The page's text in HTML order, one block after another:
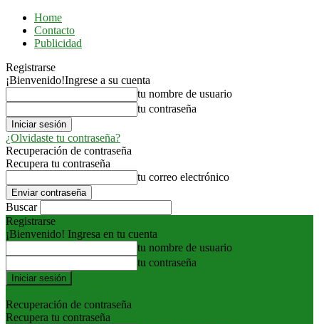
Home
Contacto
Publicidad
Registrarse
¡Bienvenido!Ingrese a su cuenta
tu nombre de usuario
tu contraseña
¿Olvidaste tu contraseña?
Recuperación de contraseña
Recupera tu contraseña
tu correo electrónico
Buscar
Registrarse
¡Bienvenido! Ingresa en tu cuenta
tu nombre de usuario
tu contraseña
Recuperación de contraseña
Recupera tu contraseña